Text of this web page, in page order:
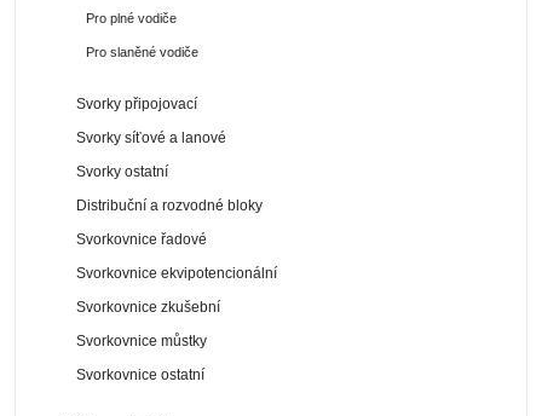
Pro plné vodiče
Pro slaněné vodiče
Svorky připojovací
Svorky síťové a lanové
Svorky ostatní
Distribuční a rozvodné bloky
Svorkovnice řadové
Svorkovnice ekvipotencionální
Svorkovnice zkušební
Svorkovnice můstky
Svorkovnice ostatní